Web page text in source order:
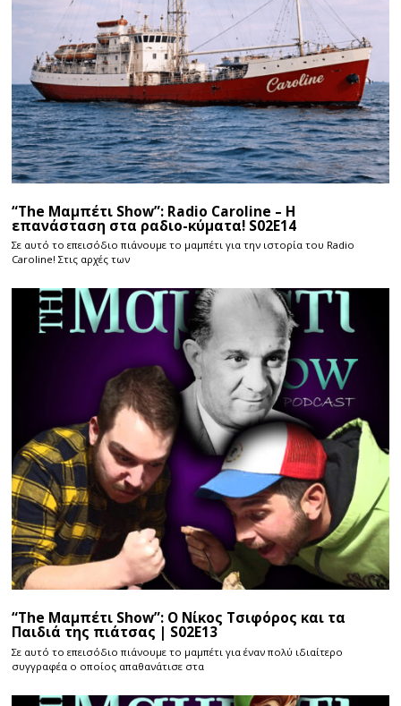
“The Μαμπέτι Show”: Radio Caroline – Η
επανάσταση στα ραδιο-κύματα! S02E14
Σε αυτό το επεισόδιο πιάνουμε το μαμπέτι για την ιστορία του Radio
Caroline! Στις αρχές των
“The Μαμπέτι Show”: Ο Νίκος Τσιφόρος και τα
Παιδιά της πιάτσας | S02E13
Σε αυτό το επεισόδιο πιάνουμε το μαμπέτι για έναν πολύ ιδιαίτερο
συγγραφέα ο οποίος απαθανάτισε στα